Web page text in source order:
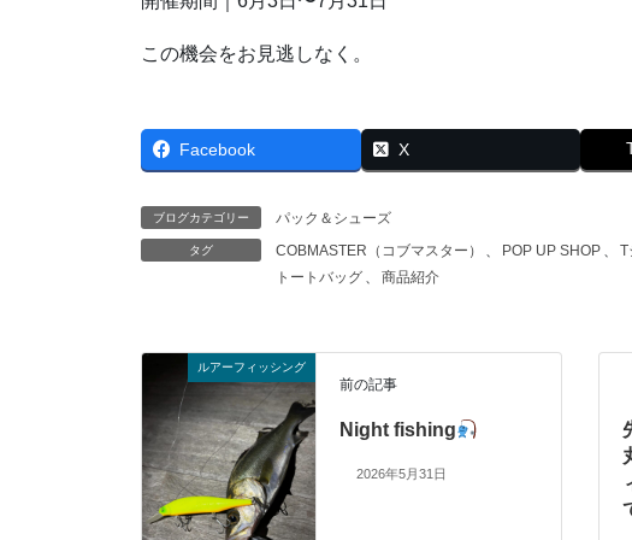
この機会をお見逃しなく。
Facebook X
ブログカテゴリー パック＆シューズ
タグ COBMASTER（コブマスター） 、 POP UP SHOP 、 T
トートバッグ 、 商品紹介
ルアーフィッシング
前の記事
Night fishing
2026年5月31日